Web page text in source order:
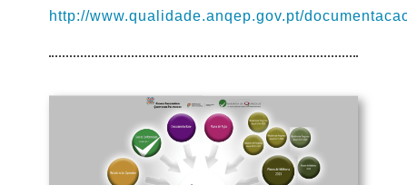
http://www.qualidade.anqep.gov.pt/